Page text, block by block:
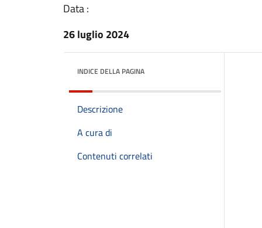
Data :
26 luglio 2024
INDICE DELLA PAGINA
Descrizione
A cura di
Contenuti correlati